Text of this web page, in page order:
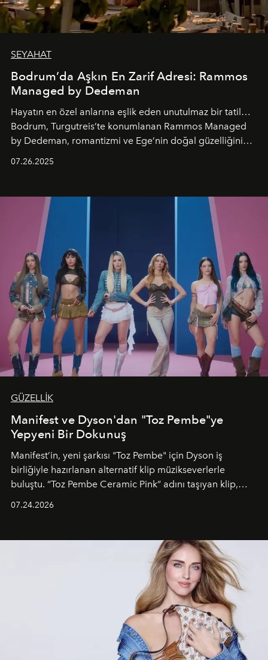
SEYAHAT
Bodrum’da Aşkın En Zarif Adresi: Rammos
Managed by Dedeman
Hayatın en özel anlarına eşlik eden unutulmaz bir tatil…
Bodrum, Turgutreis’te konumlanan Rammos Managed
by Dedeman, romantizmi ve Ege’nin doğal güzelliğini
07.26.2025
GÜZELLİK
Manifest ve Dyson'dan "Toz Pembe"ye
Yepyeni Bir Dokunuş
Manifest’in, yeni şarkısı "Toz Pembe" için Dyson iş
birliğiyle hazırlanan alternatif klip müzikseverlerle
buluştu. “Toz Pembe Ceramic Pink” adını taşıyan klip,
unsurlarından biri olarak öne çıkıyor.
07.24.2026